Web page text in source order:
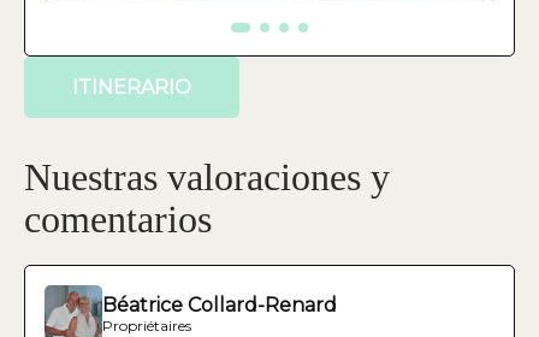
ITINERARIO
Nuestras valoraciones y
comentarios
Béatrice Collard-Renard
Propriétaires